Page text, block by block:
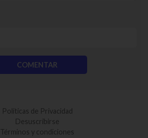
Políticas de Privacidad
Desuscribirse
Términos y condiciones